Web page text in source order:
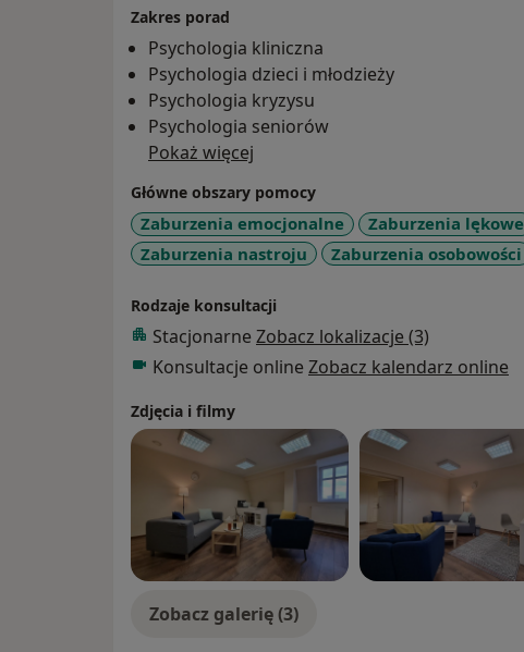
Zakres porad
Psychologia kliniczna
Psychologia dzieci i młodzieży
Psychologia kryzysu
Psychologia seniorów
Pokaż więcej
Główne obszary pomocy
Zaburzenia emocjonalne Zaburzenia lękowe
Zaburzenia nastroju
Zaburzenia osobowości
Rodzaje konsultacji
Stacjonarne Zobacz lokalizacje (3)
Konsultacje online Zobacz kalendarz online
Zdjęcia i filmy
Zobacz galerię (3)